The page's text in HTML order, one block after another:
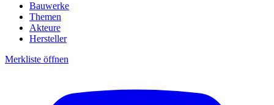
Bauwerke
Themen
Akteure
Hersteller
Merkliste öffnen